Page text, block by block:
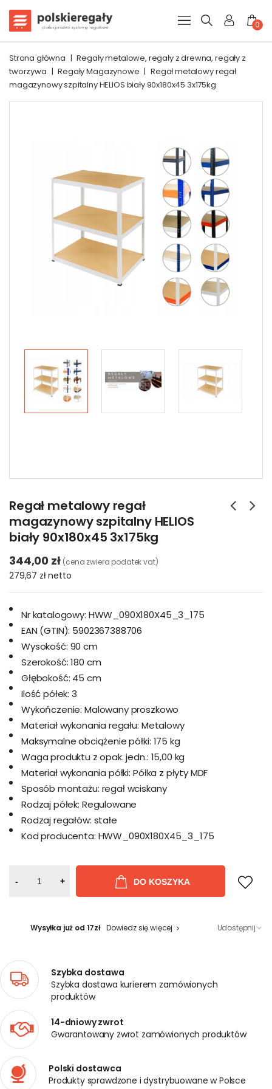
0
Strona główna | Regały metalowe, regały z drewna, regały z
tworzywa | Regały Magazynowe | Regał metalowy regał
magazynowy szpitalny HELIOS biały 90x180x45 3x175kg
Regał metalowy regał
magazynowy szpitalny HELIOS
biały 90x180x45 3x175kg
344,00 zł (cena zwiera podatek vat)
279,67 złnetto
Nr katalogowy: HWW_090X180X45_3_175
EAN (GTIN): 5902367388706
Wysokość: 90 cm
Szerokość: 180 cm
Głębokość: 45 cm
Ilość półek: 3
Wykończenie: Malowany proszkowo
Materiał wykonania regału: Metalowy
Maksymalne obciążenie półki: 175 kg
Waga produktu z opak. jedn.: 15,00 kg
Materiał wykonania półki: Półka z płyty MDF
Sposób montażu: regał wciskany
Rodzaj półek: Regulowane
Rodzaj regałów: stałe
Kod producenta: HWW_090X180X45_3_175
- + DO KOSZYKA
Wysyłka już od 17zł Dowiedz się więcej Udostępnij
Szybka dostawa
Szybka dostawa kurierem zamówionych
produktów
14-dniowy zwrot
Gwarantowany zwrot zamówionych produktów
Polski dostawca
Produkty sprawdzone i dystrybuowane w Polsce